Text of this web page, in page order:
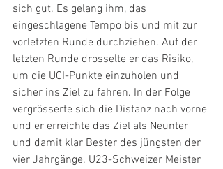
sich gut. Es gelang ihm, das
eingeschlagene Tempo bis und mit zur
vorletzten Runde durchziehen. Auf der
letzten Runde drosselte er das Risiko,
um die UCI-Punkte einzuholen und
sicher ins Ziel zu fahren. In der Folge
vergrösserte sich die Distanz nach vorne
und er erreichte das Ziel als Neunter
und damit klar Bester des jüngsten der
vier Jahrgänge. U23-Schweizer Meister